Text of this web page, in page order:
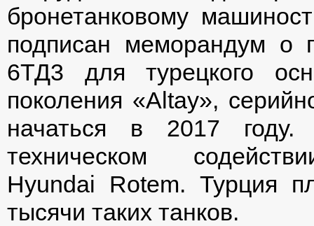
бронетанковому
подписан меморандум о
6ТД3 для турецкого
поколения «Altay»,
начаться в 2017 году.
техническом
Hyundai Rotem. Турция
тысячи таких танков.